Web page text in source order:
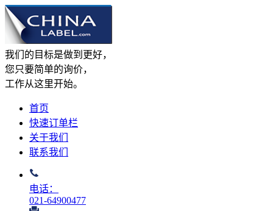
我们的目标是做到更好，
您只要简单的询价，
工作从这里开始。
首页
快速订单栏
关于我们
联系我们
电话：
021-64900477